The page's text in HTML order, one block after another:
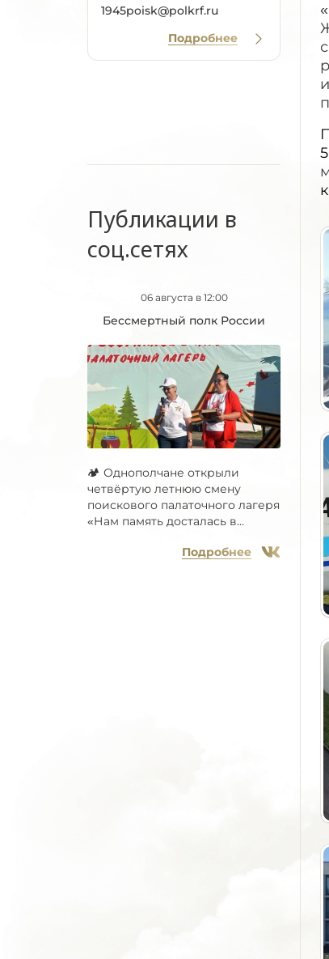
1945poisk@polkrf.ru
Подробнее
Публикации в
соц.сетях
06 августа в 12:00
Бессмертный полк России
🏕 Однополчане открыли
четвёртую летнюю смену
поискового палаточного лагеря
«Нам память досталась в...
Подробнее